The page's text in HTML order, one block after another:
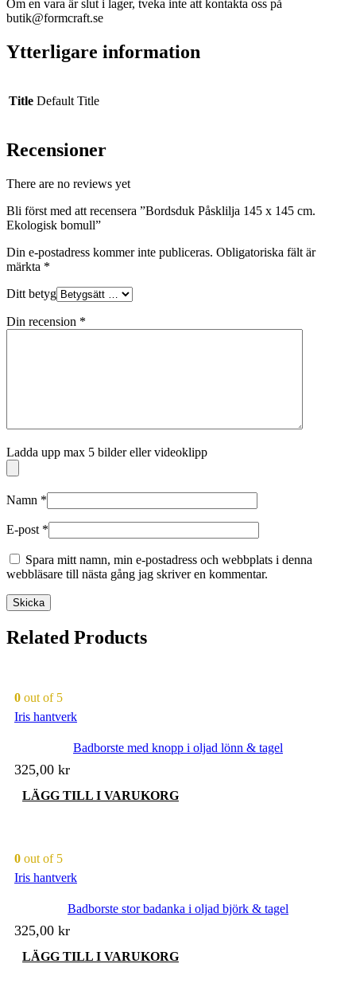
Om en vara är slut i lager, tveka inte att kontakta oss på
butik@formcraft.se
Ytterligare information
Title Default Title
Recensioner
There are no reviews yet
Bli först med att recensera ”Bordsduk Påsklilja 145 x 145 cm.
Ekologisk bomull”
Din e-postadress kommer inte publiceras. Obligatoriska fält är
märkta *
Ditt betyg
Din recension *
Ladda upp max 5 bilder eller videoklipp
Namn *
E-post *
Spara mitt namn, min e-postadress och webbplats i denna
webbläsare till nästa gång jag skriver en kommentar.
Related Products
0 out of 5
Iris hantverk
Badborste med knopp i oljad lönn & tagel
325,00 kr
LÄGG TILL I VARUKORG
0 out of 5
Iris hantverk
Badborste stor badanka i oljad björk & tagel
325,00 kr
LÄGG TILL I VARUKORG